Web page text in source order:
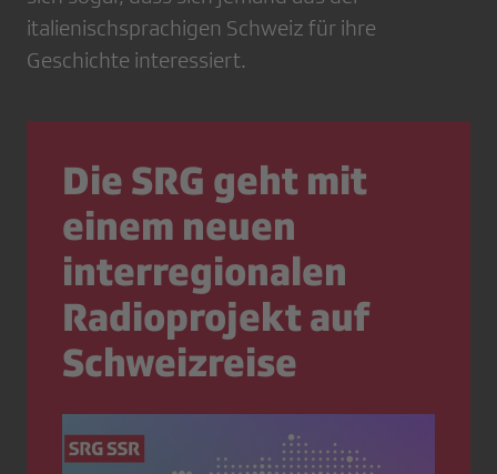
italienischsprachigen Schweiz für ihre
Geschichte interessiert.
Die SRG geht mit
einem neuen
interregionalen
Radioprojekt auf
Schweizreise